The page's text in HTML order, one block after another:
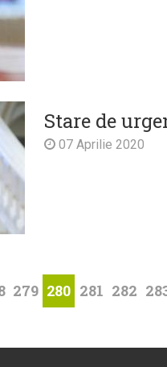
Stare de
07 Aprilie 2020
279 280 281 282